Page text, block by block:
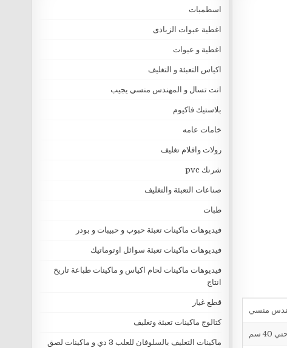
اسطمبات
اغطية عبوات الزبادى
اغطية و عبوات
اكياس التعبئة و التغليف
انت تسال و المهندس منسي يجيب
بلاستيك فاكيوم
خامات عامه
رولات وافلام تغليف
شرنك pvc
صناعات التعبئة والتغليف
طبات
فيديوهات ماكينات تعبئة حبوب و حبيبات و بودر
فيديوهات ماكينات تعبئة سوائل اوتوماتيك
فيديوهات ماكينات لحام اكياس و ماكينات طباعة تاريخ
انتاج
قطع غيار
كتالوج ماكينات تعبئة وتغليف
ماكينات التغليف بالسلوفان للعلب 3 دي و ماكينات لصق